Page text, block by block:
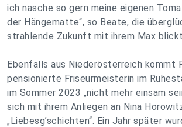
ich nasche so gern meine eigenen
der Hängematte“, so Beate, die
strahlende Zukunft mit ihrem Max
Ebenfalls aus Niederösterreich kommt
pensionierte Friseurmeisterin im
im Sommer 2023 „nicht mehr einsam
sich mit ihrem Anliegen an Nina
„Liebesg’schichten“. Ein Jahr später